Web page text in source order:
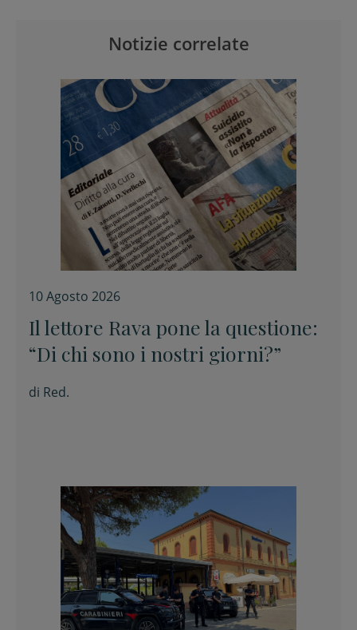
Notizie correlate
10 Agosto 2026
Il lettore Rava pone la questione:
“Di chi sono i nostri giorni?”
di Red.